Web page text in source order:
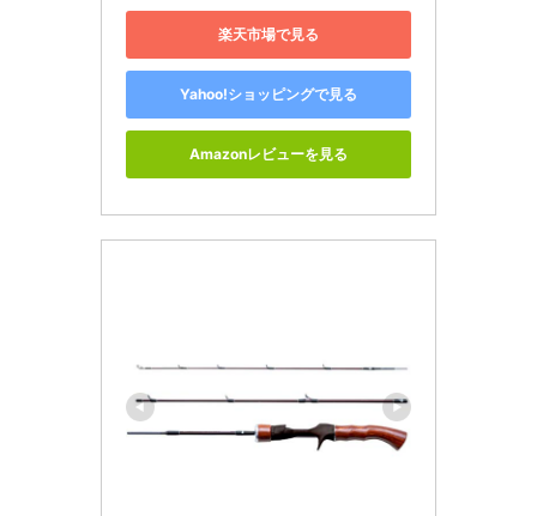
楽天市場で見る
Yahoo!ショッピングで見る
Amazonレビューを見る